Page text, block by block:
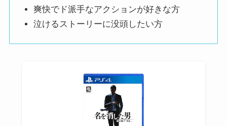
爽快でド派手なアクションが好きな方
泣けるストーリーに没頭したい方